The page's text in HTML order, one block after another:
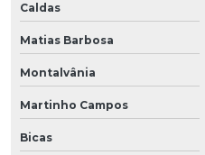
Caldas
Matias Barbosa
Montalvânia
Martinho Campos
Bicas